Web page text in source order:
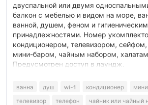
двуспальной или двумя
балкон с мебелью и видом на море,
ванной, душем, феном и
принадлежностями. Номер
кондиционером, телевизором,
мини-баром, чайным набором,
Предусмотрен доступ в лаундж.
ванна душ wi-fi кондиционер
телевизор
телефон
чайник или чайный